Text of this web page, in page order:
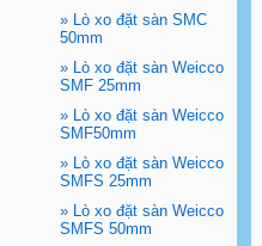
» Lò xo đặt sàn SMC
50mm
» Lò xo đặt sàn Weicco
SMF 25mm
» Lò xo đặt sàn Weicco
SMF50mm
» Lò xo đặt sàn Weicco
SMFS 25mm
» Lò xo đặt sàn Weicco
SMFS 50mm